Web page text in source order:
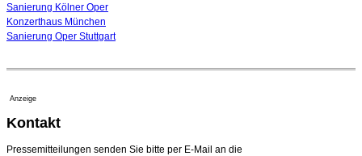
Sanierung Kölner Oper
Konzerthaus München
Sanierung Oper Stuttgart
Anzeige
Kontakt
Pressemitteilungen senden Sie bitte per E-Mail an die